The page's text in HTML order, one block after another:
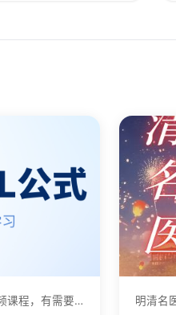
Excel公式学习课程，专题内容为多个视频课程，有需要的自己下载学习。... 明清名